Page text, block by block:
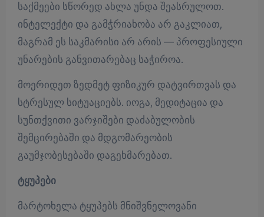
საქმეები სწორედ ახლა უნდა შეასრულოთ.
ინტელექტი და გამჭრიახობა არ გაკლიათ,
მაგრამ ეს საკმარისი არ არის — პროფესიული
უნარების განვითარებაც საჭიროა.
მოერიდეთ ზედმეტ ფიზიკურ დატვირთვას და
სტრესულ სიტუაციებს. იოგა, მედიტაცია და
სუნთქვითი ვარჯიშები დაძაბულობის
შემცირებაში და მდგომარეობის
გაუმჯობესებაში დაგეხმარებათ.
ტყუპები
მარტოხელა ტყუპებს მნიშვნელოვანი